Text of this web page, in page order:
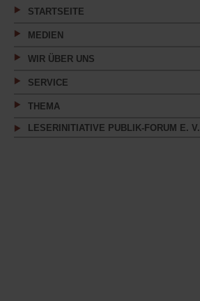
STARTSEITE
MEDIEN
WIR ÜBER UNS
SERVICE
THEMA
LESERINITIATIVE PUBLIK-FORUM E. V.